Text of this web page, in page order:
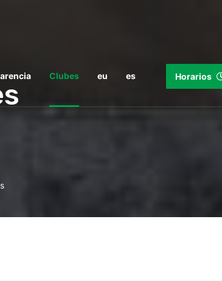
Clubes eu es Horarios